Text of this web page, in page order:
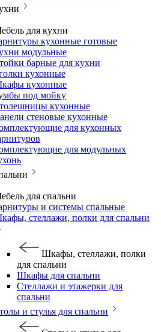
для кухни
кухонные готовые
модульные
барные для кухни
кухонные
кухонные
под мойку
кухонные
стеновые кухонные
для кухонных
для модульных
для спальни
и системы спальные
стеллажи, полки для спальни
Шкафы, стеллажи, полки
для спальни
Шкафы для спальни
Стеллажи и этажерки для
спальни
и стулья для спальни